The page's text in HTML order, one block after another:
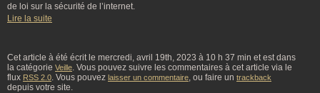
de loi sur la sécurité de l’internet.
Lire la suite
Cet article à été écrit le mercredi, avril 19th, 2023 à 10 h 37 min et est dans
la catégorie Veille . Vous pouvez suivre les commentaires à cet article via le
flux RSS 2.0 . Vous pouvez laisser un commentaire , ou faire un trackback
depuis votre site.